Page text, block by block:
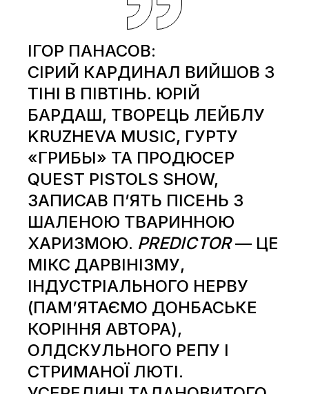
ІГОР ПАНАСОВ:
СІРИЙ КАРДИНАЛ ВИЙШОВ З
ТІНІ В ПІВТІНЬ. ЮРІЙ
БАРДАШ, ТВОРЕЦЬ ЛЕЙБЛУ
KRUZHEVA MUSIC, ГУРТУ
«ГРИБЫ» ТА ПРОДЮСЕР
QUEST PISTOLS SHOW,
ЗАПИСАВ П’ЯТЬ ПІСЕНЬ З
ШАЛЕНОЮ ТВАРИННОЮ
ХАРИЗМОЮ. PREDICTOR— ЦЕ
МІКС ДАРВІНІЗМУ,
ІНДУСТРІАЛЬНОГО НЕРВУ
(ПАМ’ЯТАЄМО ДОНБАСЬКЕ
КОРІННЯ АВТОРА),
ОЛДСКУЛЬНОГО РЕПУ І
СТРИМАНОЇ ЛЮТІ.